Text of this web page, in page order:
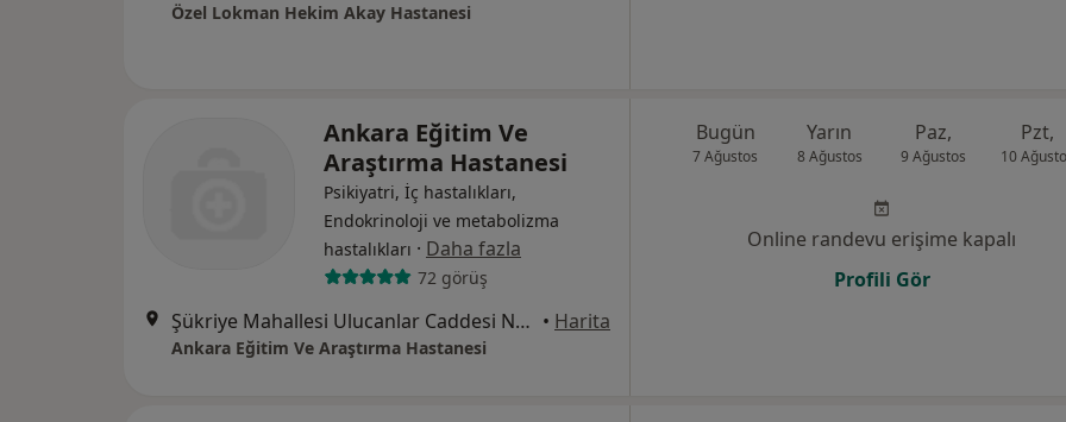
Özel Lokman Hekim Akay Hastanesi
Ankara Eğitim Ve
Araştırma Hastanesi
Psikiyatri, İç hastalıkları,
Endokrinoloji ve metabolizma
hastalıkları · Daha fazla
72 görüş
Şükriye Mahallesi Ulucanlar Caddesi No:89, Altındağ • Harita
Ankara Eğitim Ve Araştırma Hastanesi
Bugün
7 Ağustos
Yarın
8 Ağustos
Paz,
9 Ağustos
Pzt,
10
Online randevu erişime kapalı
Profili Gör